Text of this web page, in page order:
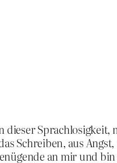
Sprachlosigkeit,
Schreiben, aus
an mir und